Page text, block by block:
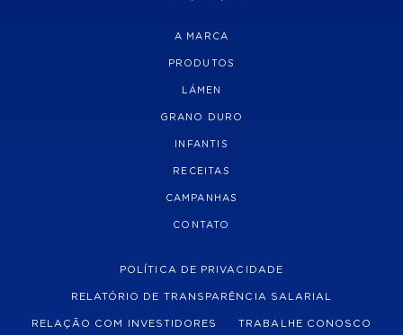
A MARCA
PRODUTOS
LÁMEN
GRANO DURO
INFANTIS
RECEITAS
CAMPANHAS
CONTATO
POLÍTICA DE PRIVACIDADE
RELATÓRIO DE TRANSPARÊNCIA SALARIAL
RELAÇÃO COM INVESTIDORES TRABALHE CONOSCO